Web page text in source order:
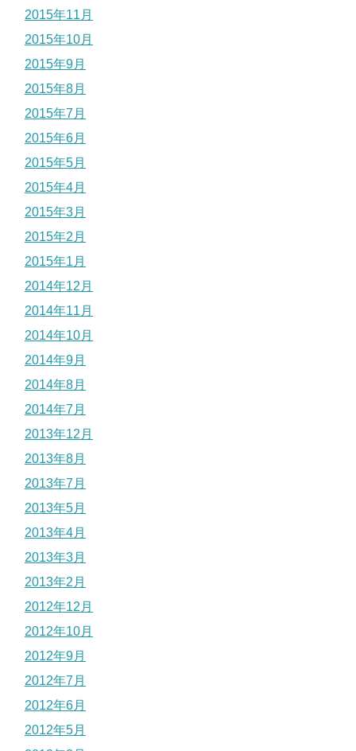
2015年11月
2015年10月
2015年9月
2015年8月
2015年7月
2015年6月
2015年5月
2015年4月
2015年3月
2015年2月
2015年1月
2014年12月
2014年11月
2014年10月
2014年9月
2014年8月
2014年7月
2013年12月
2013年8月
2013年7月
2013年5月
2013年4月
2013年3月
2013年2月
2012年12月
2012年10月
2012年9月
2012年7月
2012年6月
2012年5月